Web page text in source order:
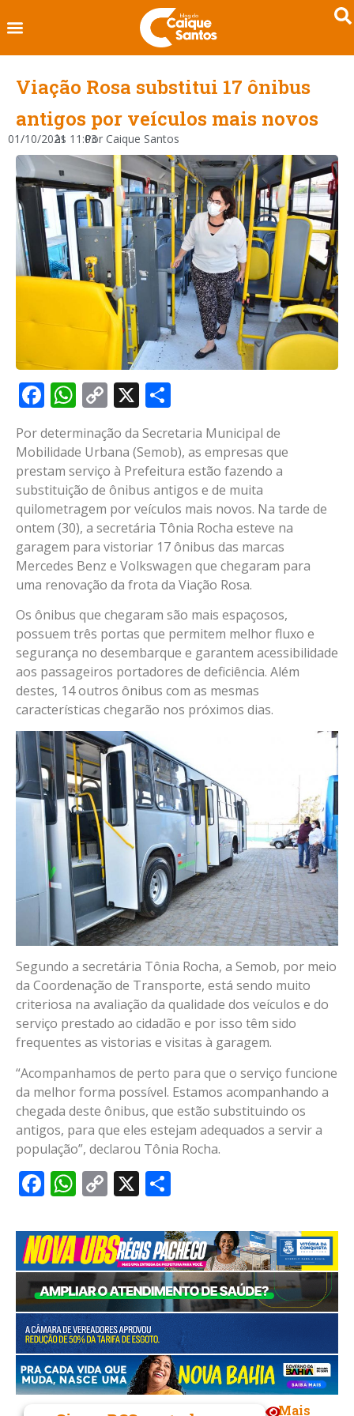
Viação Rosa substitui 17 ônibus
antigos por veículos mais novos
01/10/2021
às 11:03
Por Caique Santos
Facebook
WhatsApp
Copy
Link
X
Por determinação da Secretaria Municipal de
Mobilidade Urbana (Semob), as empresas que
prestam serviço à Prefeitura estão fazendo a
substituição de ônibus antigos e de muita
quilometragem por veículos mais novos. Na tarde de
ontem (30), a secretária Tônia Rocha esteve na
garagem para vistoriar 17 ônibus das marcas
Mercedes Benz e Volkswagen que chegaram para
uma renovação da frota da Viação Rosa.
Os ônibus que chegaram são mais espaçosos,
possuem três portas que permitem melhor fluxo e
segurança no desembarque e garantem acessibilidade
aos passageiros portadores de deficiência. Além
destes, 14 outros ônibus com as mesmas
características chegarão nos próximos dias.
Segundo a secretária Tônia Rocha, a Semob, por meio
da Coordenação de Transporte, está sendo muito
criteriosa na avaliação da qualidade dos veículos e do
serviço prestado ao cidadão e por isso têm sido
frequentes as vistorias e visitas à garagem.
“Acompanhamos de perto para que o serviço funcione
da melhor forma possível. Estamos acompanhando a
chegada deste ônibus, que estão substituindo os
antigos, para que eles estejam adequados a servir a
população”, declarou Tônia Rocha.
Facebook
WhatsApp
Copy
Link
X
Mais